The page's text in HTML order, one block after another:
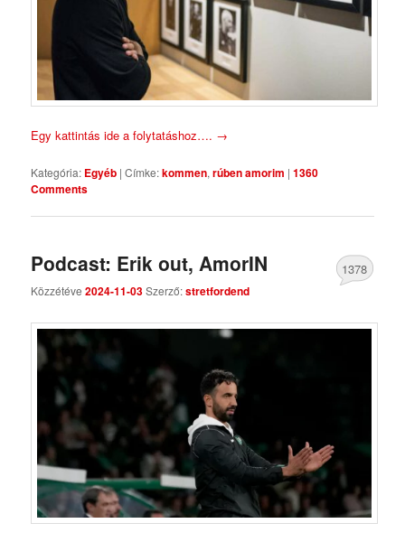
Egy kattintás ide a folytatáshoz…. →
Kategória: Egyéb |Címke:kommen,rúben amorim |1360
Comments
Podcast: Erik out, AmorIN
Közzétéve2024-11-03Szerző:stretfordend
1378